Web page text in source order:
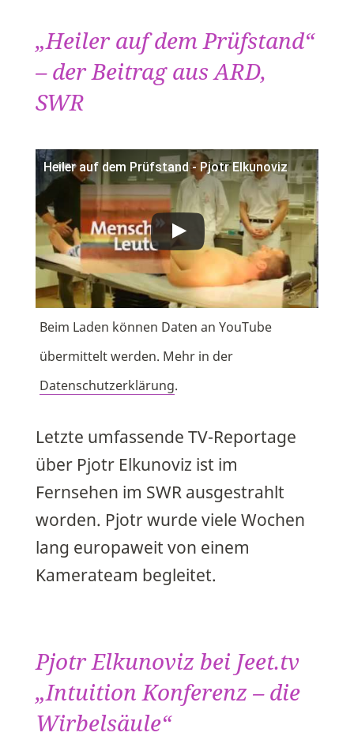
„Heiler auf dem Prüfstand“
– der Beitrag aus ARD,
SWR
Heiler auf dem Prüfstand - Pjotr Elkunoviz
Beim Laden können Daten an YouTube
übermittelt werden. Mehr in der
Datenschutzerklärung.
Letzte umfassende TV-Reportage
über Pjotr Elkunoviz ist im
Fernsehen im SWR ausgestrahlt
worden. Pjotr wurde viele Wochen
lang europaweit von einem
Kamerateam begleitet.
Pjotr Elkunoviz bei Jeet.tv
„Intuition Konferenz – die
Wirbelsäule“